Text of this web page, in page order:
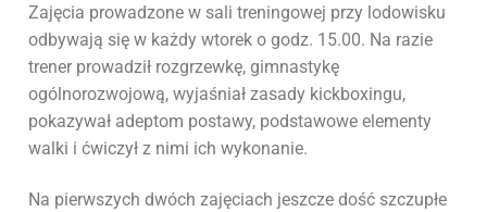
Zajęcia prowadzone w sali treningowej przy lodowisku
odbywają się w każdy wtorek o godz. 15.00. Na razie
trener prowadził rozgrzewkę, gimnastykę
ogólnorozwojową, wyjaśniał zasady kickboxingu,
pokazywał adeptom postawy, podstawowe elementy
walki i ćwiczył z nimi ich wykonanie.
Na pierwszych dwóch zajęciach jeszcze dość szczupłe